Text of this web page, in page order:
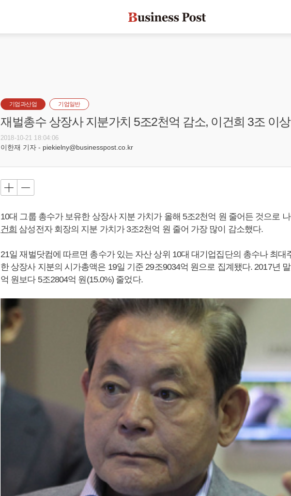
기업과산업 기업일반
재벌총수 상장사 지분가치 5조2천억 감소, 이건희 3조 이
2018-10-21 18:04:06
이한재 기자 - piekielny@businesspost.co.kr
10대 그룹 총수가 보유한 상장사 지분 가치가 올해 5조2천억 원 줄어든 것으로
건희 삼성전자 회장의 지분 가치가 3조2천억 원 줄어 가장 많이 감소했다.
21일 재벌닷컴에 따르면 총수가 있는 자산 상위 10대 대기업집단의 총수나 최대
한 상장사 지분의 시가총액은 19일 기준 29조9034억 원으로 집계됐다. 2017년
억 원보다 5조2804억 원(15.0%) 줄었다.